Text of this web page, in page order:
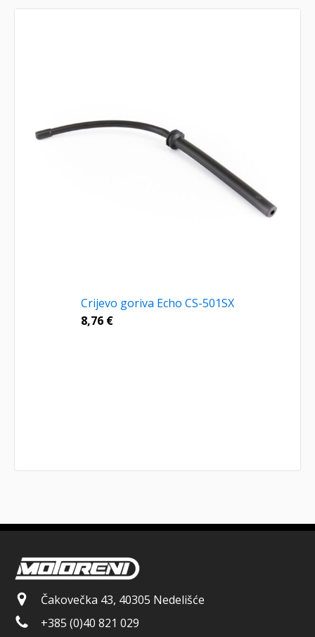
Crijevo goriva Echo CS-501SX
8,76 €
Čakovečka 43, 40305 Nedelišće
+385 (0)40 821 029